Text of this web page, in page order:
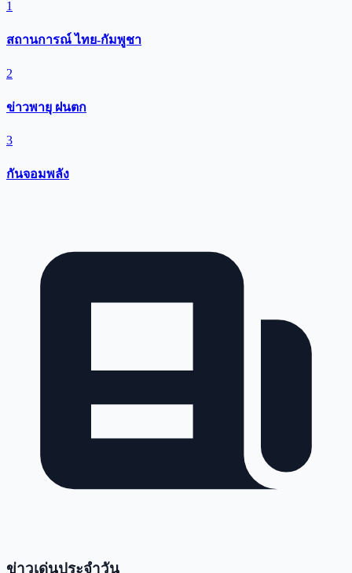
1
สถานการณ์ ไทย-กัมพูชา
2
ข่าวพายุ ฝนตก
3
กันจอมพลัง
ข่าวเด่นประจำวัน